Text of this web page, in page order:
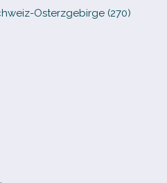
​Osterzgebirge (270)